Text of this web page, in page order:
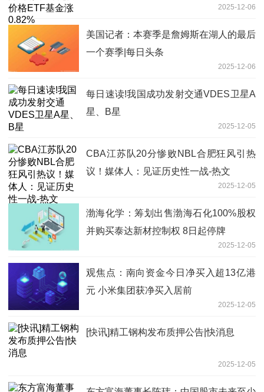
2025-12-06
美国记者：本赛季是詹姆斯在湖人的最后
一个赛季|每日头条
2025-12-06
每日速读!我国成功发射交通VDES卫星A
星、B星
2025-12-05
CBA江苏队20分惨败NBL合肥狂风引热
议！媒体人：见证历史性一战-热文
2025-12-05
渤海化学：筹划出售渤海石化100%股权
并购买泰达新材控制权 8日起停牌
2025-12-05
观焦点：南向资金今日净买入超13亿港
元 小米集团获净买入居前
2025-12-05
[快讯]精工钢构发布质押公告|快消息
2025-12-05